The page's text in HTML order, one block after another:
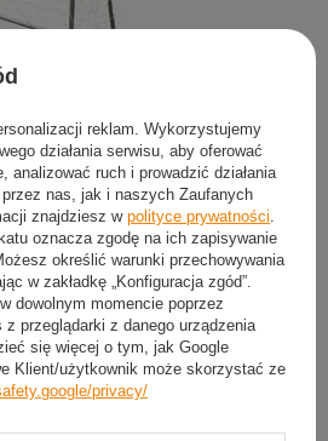
Z Siatką 240x150 cm
reklam. Wykorzystujemy
działania serwisu, aby oferować
analizować ruch i prowadzić działania
nas, jak i naszych Zaufanych
znajdziesz w polityce prywatności
oznacza zgodę na ich zapisywanie
określić warunki przechowywania
w zakładkę „Konfiguracja zgód”.
dowolnym momencie poprzez
przeglądarki z danego urządzenia
się więcej o tym, jak Google
Klient/użytkownik może skorzystać ze
privacy/